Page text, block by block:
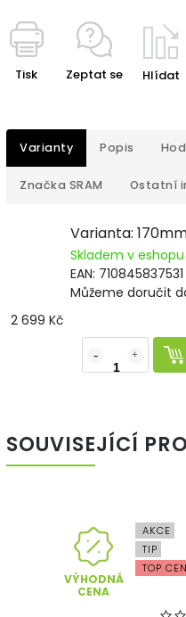
Tisk Zeptat se Hlídat
Varianty Popis
Značka SRAM Ostatní
Varianta:
Skladem v eshopu
EAN: 710845837531
Můžeme doručit
2 699 Kč
SOUVISEJÍCÍ
VÝHODNÁ
CENA
AKCE
TIP
TOP